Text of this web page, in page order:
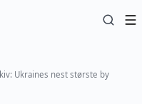
Ukraines nest største by